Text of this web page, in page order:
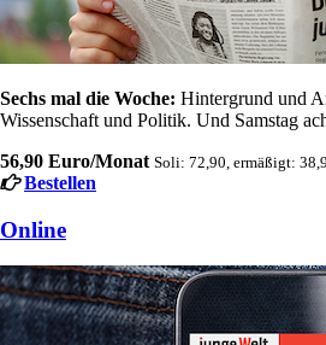
Sechs mal die Woche: Hintergrund und
Wissenschaft und Politik. Und Samstag
56,90 Euro/Monat Soli: 72,90, ermäßigt:
Bestellen
Online